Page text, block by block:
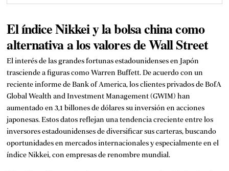
El índice Nikkei y la bolsa china como
alternativa a los valores de Wall Street
El interés de las grandes fortunas estadounidenses en Japón
trasciende a figuras como Warren Buffett. De acuerdo con un
reciente informe de Bank of America, los clientes privados deBofA
Global Wealth and Investment Management(GWIM) han
aumentado en 3,1 billones de dólares su inversión en acciones
japonesas. Estos datos reflejan una tendencia creciente entre los
inversores estadounidenses de diversificar sus carteras, buscando
oportunidades en mercados internacionales y especialmente en el
índice Nikkei, con empresas de renombre mundial.